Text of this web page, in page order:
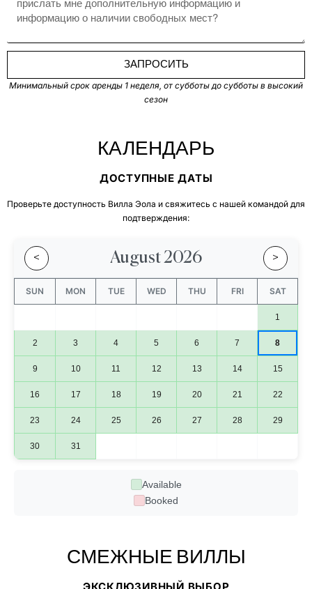
ЗАПРОСИТЬ
Минимальный срок аренды 1 неделя, от субботы до субботы в высокий
сезон
КАЛЕНДАРЬ
ДОСТУПНЫЕ ДАТЫ
Проверьте доступность Вилла Эола и свяжитесь с нашей командой для
подтверждения:
< August 2026 >
SUN MON TUE WED THU FRI SAT
1
2 3 4 5 6 7 8
9 10 11 12 13 14 15
16 17 18 19 20 21 22
23 24 25 26 27 28 29
30 31
Available
Booked
СМЕЖНЫЕ ВИЛЛЫ